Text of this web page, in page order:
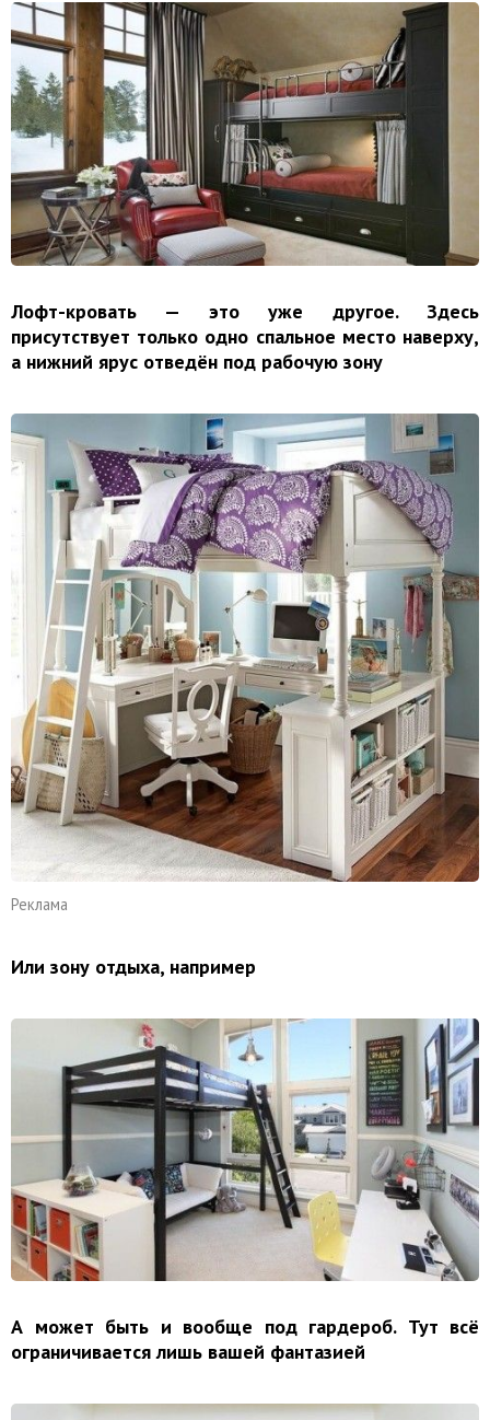
Лофт-кровать — это уже другое. Здесь
присутствует только одно спальное место наверху,
а нижний ярус отведён под рабочую зону
Реклама
Или зону отдыха, например
А может быть и вообще под гардероб. Тут всё
ограничивается лишь вашей фантазией